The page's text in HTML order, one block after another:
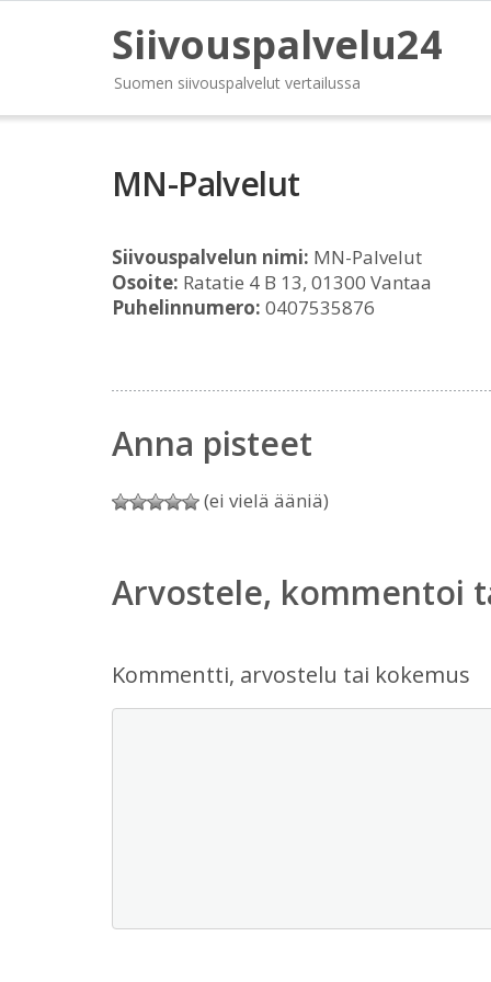
Siivouspalvelu24
Suomen siivouspalvelut vertailussa
MN-Palvelut
Siivouspalvelun nimi: MN-Palvelut
Osoite: Ratatie 4 B 13, 01300 Vantaa
Puhelinnumero: 0407535876
Anna pisteet
(ei vielä ääniä)
Arvostele, kommentoi
Kommentti, arvostelu tai kokemus